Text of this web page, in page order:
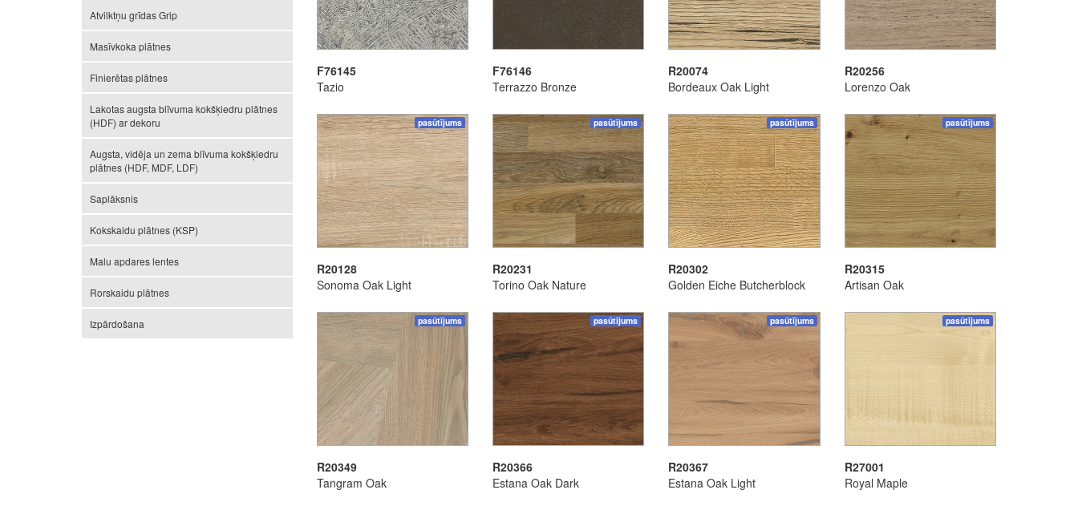
Atvilktņu grīdas Grip
Masīvkoka plātnes
Finierētas plātnes
Lakotas augsta blīvuma kokšķiedru plātnes
(HDF) ar dekoru
Augsta, vidēja un zema blīvuma kokšķiedru
plātnes (HDF, MDF, LDF)
Saplāksnis
Kokskaidu plātnes (KSP)
Malu apdares lentes
Rorskaidu plātnes
Izpārdošana
F76145
Tazio
F76146
Terrazzo Bronze
R20074
Bordeaux Oak Light
R20256
Lorenzo Oak
pasūtījums
R20128
Sonoma Oak Light
pasūtījums
R20231
Torino Oak Nature
pasūtījums
R20302
Golden Eiche Butcherblock
pasūtījums
R20315
Artisan Oak
pasūtījums
R20349
Tangram Oak
pasūtījums
R20366
Estana Oak Dark
pasūtījums
R20367
Estana Oak Light
pasūtījums
R27001
Royal Maple